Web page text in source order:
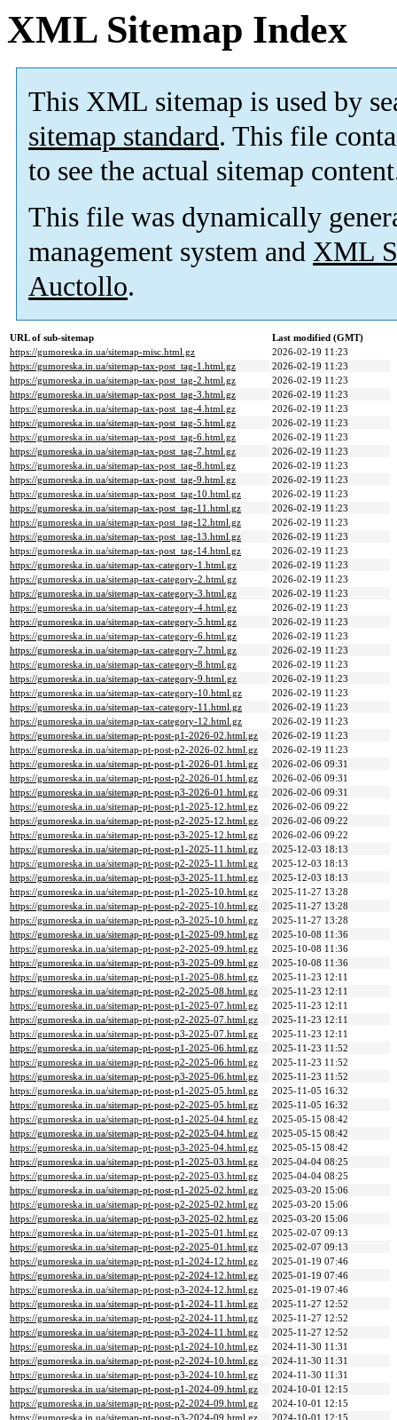
XML Sitemap Index
This XML sitemap is used by
sitemap standard. This file
to see the actual sitemap
This file was dynamically
management system and XML
Auctollo.
URL of sub-sitemap
Last modified (GMT)
https://gumoreska.in.ua/sitemap-misc.html.gz
2026-02-19 11:23
https://gumoreska.in.ua/sitemap-tax-post_tag-1.html.gz
2026-02-19 11:23
https://gumoreska.in.ua/sitemap-tax-post_tag-2.html.gz
2026-02-19 11:23
https://gumoreska.in.ua/sitemap-tax-post_tag-3.html.gz
2026-02-19 11:23
https://gumoreska.in.ua/sitemap-tax-post_tag-4.html.gz
2026-02-19 11:23
https://gumoreska.in.ua/sitemap-tax-post_tag-5.html.gz
2026-02-19 11:23
https://gumoreska.in.ua/sitemap-tax-post_tag-6.html.gz
2026-02-19 11:23
https://gumoreska.in.ua/sitemap-tax-post_tag-7.html.gz
2026-02-19 11:23
https://gumoreska.in.ua/sitemap-tax-post_tag-8.html.gz
2026-02-19 11:23
https://gumoreska.in.ua/sitemap-tax-post_tag-9.html.gz
2026-02-19 11:23
https://gumoreska.in.ua/sitemap-tax-post_tag-10.html.gz
2026-02-19 11:23
https://gumoreska.in.ua/sitemap-tax-post_tag-11.html.gz
2026-02-19 11:23
https://gumoreska.in.ua/sitemap-tax-post_tag-12.html.gz
2026-02-19 11:23
https://gumoreska.in.ua/sitemap-tax-post_tag-13.html.gz
2026-02-19 11:23
https://gumoreska.in.ua/sitemap-tax-post_tag-14.html.gz
2026-02-19 11:23
https://gumoreska.in.ua/sitemap-tax-category-1.html.gz
2026-02-19 11:23
https://gumoreska.in.ua/sitemap-tax-category-2.html.gz
2026-02-19 11:23
https://gumoreska.in.ua/sitemap-tax-category-3.html.gz
2026-02-19 11:23
https://gumoreska.in.ua/sitemap-tax-category-4.html.gz
2026-02-19 11:23
https://gumoreska.in.ua/sitemap-tax-category-5.html.gz
2026-02-19 11:23
https://gumoreska.in.ua/sitemap-tax-category-6.html.gz
2026-02-19 11:23
https://gumoreska.in.ua/sitemap-tax-category-7.html.gz
2026-02-19 11:23
https://gumoreska.in.ua/sitemap-tax-category-8.html.gz
2026-02-19 11:23
https://gumoreska.in.ua/sitemap-tax-category-9.html.gz
2026-02-19 11:23
https://gumoreska.in.ua/sitemap-tax-category-10.html.gz
2026-02-19 11:23
https://gumoreska.in.ua/sitemap-tax-category-11.html.gz
2026-02-19 11:23
https://gumoreska.in.ua/sitemap-tax-category-12.html.gz
2026-02-19 11:23
https://gumoreska.in.ua/sitemap-pt-post-p1-2026-02.html.gz
2026-02-19 11:23
https://gumoreska.in.ua/sitemap-pt-post-p2-2026-02.html.gz
2026-02-19 11:23
https://gumoreska.in.ua/sitemap-pt-post-p1-2026-01.html.gz
2026-02-06 09:31
https://gumoreska.in.ua/sitemap-pt-post-p2-2026-01.html.gz
2026-02-06 09:31
https://gumoreska.in.ua/sitemap-pt-post-p3-2026-01.html.gz
2026-02-06 09:31
https://gumoreska.in.ua/sitemap-pt-post-p1-2025-12.html.gz
2026-02-06 09:22
https://gumoreska.in.ua/sitemap-pt-post-p2-2025-12.html.gz
2026-02-06 09:22
https://gumoreska.in.ua/sitemap-pt-post-p3-2025-12.html.gz
2026-02-06 09:22
https://gumoreska.in.ua/sitemap-pt-post-p1-2025-11.html.gz
2025-12-03 18:13
https://gumoreska.in.ua/sitemap-pt-post-p2-2025-11.html.gz
2025-12-03 18:13
https://gumoreska.in.ua/sitemap-pt-post-p3-2025-11.html.gz
2025-12-03 18:13
https://gumoreska.in.ua/sitemap-pt-post-p1-2025-10.html.gz
2025-11-27 13:28
https://gumoreska.in.ua/sitemap-pt-post-p2-2025-10.html.gz
2025-11-27 13:28
https://gumoreska.in.ua/sitemap-pt-post-p3-2025-10.html.gz
2025-11-27 13:28
https://gumoreska.in.ua/sitemap-pt-post-p1-2025-09.html.gz
2025-10-08 11:36
https://gumoreska.in.ua/sitemap-pt-post-p2-2025-09.html.gz
2025-10-08 11:36
https://gumoreska.in.ua/sitemap-pt-post-p3-2025-09.html.gz
2025-10-08 11:36
https://gumoreska.in.ua/sitemap-pt-post-p1-2025-08.html.gz
2025-11-23 12:11
https://gumoreska.in.ua/sitemap-pt-post-p2-2025-08.html.gz
2025-11-23 12:11
https://gumoreska.in.ua/sitemap-pt-post-p1-2025-07.html.gz
2025-11-23 12:11
https://gumoreska.in.ua/sitemap-pt-post-p2-2025-07.html.gz
2025-11-23 12:11
https://gumoreska.in.ua/sitemap-pt-post-p3-2025-07.html.gz
2025-11-23 12:11
https://gumoreska.in.ua/sitemap-pt-post-p1-2025-06.html.gz
2025-11-23 11:52
https://gumoreska.in.ua/sitemap-pt-post-p2-2025-06.html.gz
2025-11-23 11:52
https://gumoreska.in.ua/sitemap-pt-post-p3-2025-06.html.gz
2025-11-23 11:52
https://gumoreska.in.ua/sitemap-pt-post-p1-2025-05.html.gz
2025-11-05 16:32
https://gumoreska.in.ua/sitemap-pt-post-p2-2025-05.html.gz
2025-11-05 16:32
https://gumoreska.in.ua/sitemap-pt-post-p1-2025-04.html.gz
2025-05-15 08:42
https://gumoreska.in.ua/sitemap-pt-post-p2-2025-04.html.gz
2025-05-15 08:42
https://gumoreska.in.ua/sitemap-pt-post-p3-2025-04.html.gz
2025-05-15 08:42
https://gumoreska.in.ua/sitemap-pt-post-p1-2025-03.html.gz
2025-04-04 08:25
https://gumoreska.in.ua/sitemap-pt-post-p2-2025-03.html.gz
2025-04-04 08:25
https://gumoreska.in.ua/sitemap-pt-post-p1-2025-02.html.gz
2025-03-20 15:06
https://gumoreska.in.ua/sitemap-pt-post-p2-2025-02.html.gz
2025-03-20 15:06
https://gumoreska.in.ua/sitemap-pt-post-p3-2025-02.html.gz
2025-03-20 15:06
https://gumoreska.in.ua/sitemap-pt-post-p1-2025-01.html.gz
2025-02-07 09:13
https://gumoreska.in.ua/sitemap-pt-post-p2-2025-01.html.gz
2025-02-07 09:13
https://gumoreska.in.ua/sitemap-pt-post-p1-2024-12.html.gz
2025-01-19 07:46
https://gumoreska.in.ua/sitemap-pt-post-p2-2024-12.html.gz
2025-01-19 07:46
https://gumoreska.in.ua/sitemap-pt-post-p3-2024-12.html.gz
2025-01-19 07:46
https://gumoreska.in.ua/sitemap-pt-post-p1-2024-11.html.gz
2025-11-27 12:52
https://gumoreska.in.ua/sitemap-pt-post-p2-2024-11.html.gz
2025-11-27 12:52
https://gumoreska.in.ua/sitemap-pt-post-p3-2024-11.html.gz
2025-11-27 12:52
https://gumoreska.in.ua/sitemap-pt-post-p1-2024-10.html.gz
2024-11-30 11:31
https://gumoreska.in.ua/sitemap-pt-post-p2-2024-10.html.gz
2024-11-30 11:31
https://gumoreska.in.ua/sitemap-pt-post-p3-2024-10.html.gz
2024-11-30 11:31
https://gumoreska.in.ua/sitemap-pt-post-p1-2024-09.html.gz
2024-10-01 12:15
https://gumoreska.in.ua/sitemap-pt-post-p2-2024-09.html.gz
2024-10-01 12:15
https://gumoreska.in.ua/sitemap-pt-post-p3-2024-09.html.gz
2024-10-01 12:15